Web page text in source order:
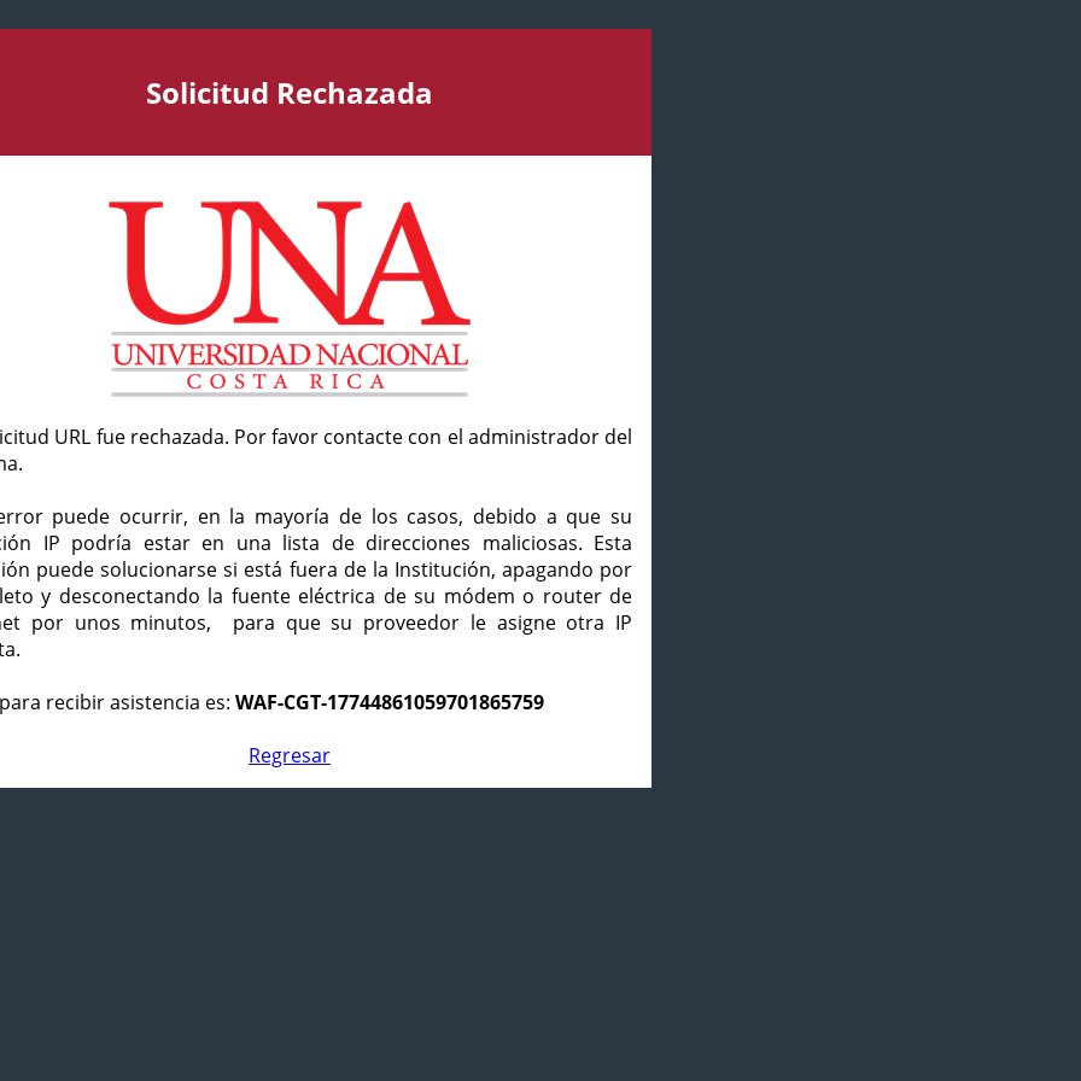
Solicitud Rechazada
URL fue rechazada. Por favor contacte con el administrador del
puede ocurrir, en la mayoría de los casos, debido a que su
IP podría estar en una lista de direcciones maliciosas. Esta
puede solucionarse si está fuera de la Institución, apagando por
y desconectando la fuente eléctrica de su módem o router de
por unos minutos, para que su proveedor le asigne otra IP
recibir asistencia es: WAF-CGT-17744861059701865759
Regresar